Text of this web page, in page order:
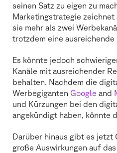
seinen Satz zu eigen zu
Marketingstrategie zeichnet
sie mehr als zwei
trotzdem eine
Es könnte jedoch
Kanäle mit ausreichender
behalten. Nachdem die
Werbegiganten Google and
und Kürzungen bei den
angekündigt haben, könnte
Darüber hinaus gibt es jetzt
große Auswirkungen auf